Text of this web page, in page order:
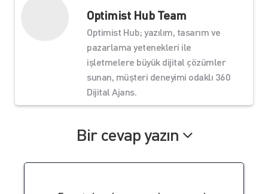
Optimist Hub Team
Optimist Hub; yazılım, tasarım ve
pazarlama yetenekleri ile
işletmelere büyük dijital çözümler
sunan, müşteri deneyimi odaklı 360
Dijital Ajans.
Bir cevap yazın